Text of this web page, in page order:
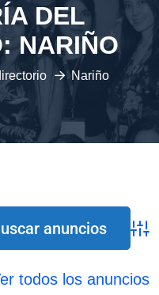
DEL
NARIÑO
Nariño
todos los anuncios